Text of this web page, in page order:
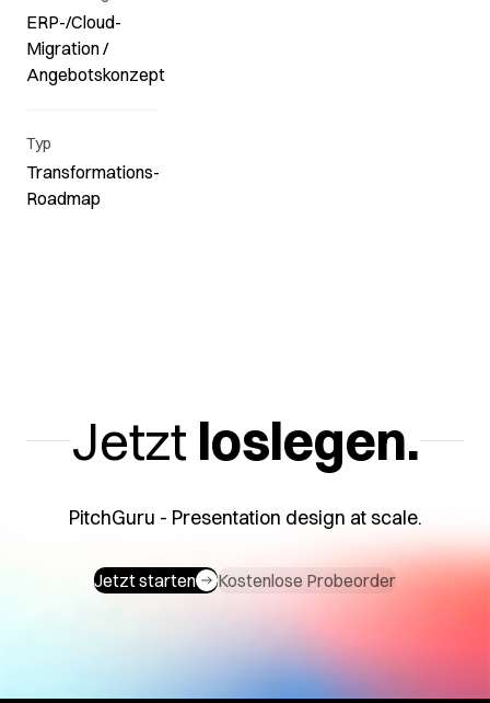
ERP-/Cloud-
Migration /
Angebotskonzept
Typ
Transformations-
Roadmap
Jetzt loslegen.
PitchGuru - Presentation design at scale.
Jetzt starten Kostenlose Probeorder